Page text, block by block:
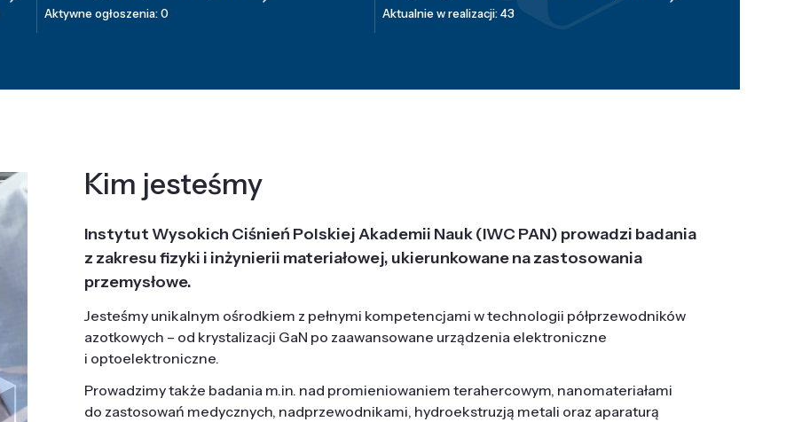
Aktywne ogłoszenia: 0 Aktualnie w realizacji: 43
Kim jesteśmy
Instytut Wysokich Ciśnień Polskiej Akademii Nauk (IWC PAN) prowadzi badania
z zakresu fizyki i inżynierii materiałowej, ukierunkowane na zastosowania
przemysłowe.
Jesteśmy unikalnym ośrodkiem z pełnymi kompetencjami w technologii półprzewodników
azotkowych – od krystalizacji GaN po zaawansowane urządzenia elektroniczne
i optoelektroniczne.
Prowadzimy także badania m.in. nad promieniowaniem terahercowym, nanomateriałami
do zastosowań medycznych, nadprzewodnikami, hydroekstruzją metali oraz aparaturą